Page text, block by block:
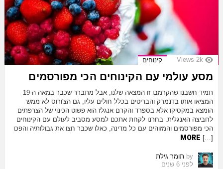
2k
Views קינוחים
מסע עולמי עם הקינוחים הכי מפורסמים
תמיד חשבנו שהקרמבו זו המצאה שלנו, אבל מתברר שכבר במאה ה-19
המציאו אותו בדנמרק והבריטים בכלל חולים עליו, גם הצ'ורוס לא ממש
הומצא במקסיקו אלא בספרד והקרם אנגלז הוא פשוט הכינוי של הצרפתים
לחביצה האנגלית. בחרנו לקחת אתכם למסע מסביב לעולם עם הקינוחים
הכי מפורסמים והמזוהים עם כל מדינה, כאלו שכבר חצו את גבולותיה והפכו
[…]
MORE
by תומר גילת
לפני 6 שנים